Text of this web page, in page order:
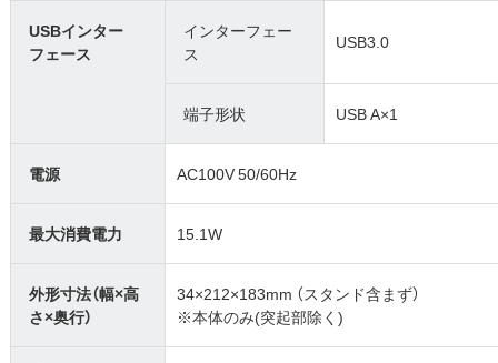
USBインター
フェース
インターフェー
ス
USB3.0
端子形状 USB A×1
電源 AC100V 50/60Hz
最大消費電力 15.1W
外形寸法（幅×高
さ×奥行）
34×212×183mm （スタンド含まず）
※本体のみ(突起部除く)